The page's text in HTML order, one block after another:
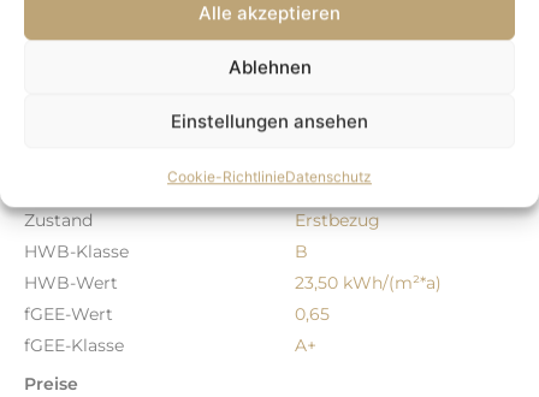
Alle akzeptieren
Ablehnen
Einstellungen ansehen
Cookie-RichtlinieDatenschutz
Zentralheizung
Fahrstuhl
Personenaufzug
ja
2027
Zustand
Erstbezug
HWB-Klasse
B
HWB-Wert
23,50 kWh/(m²*a)
fGEE-Wert
0,65
fGEE-Klasse
A+
Preise